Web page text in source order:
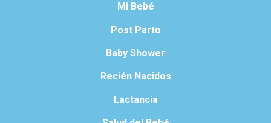
Mi Bebé
Post Parto
Baby Shower
Recién Nacidos
Lactancia